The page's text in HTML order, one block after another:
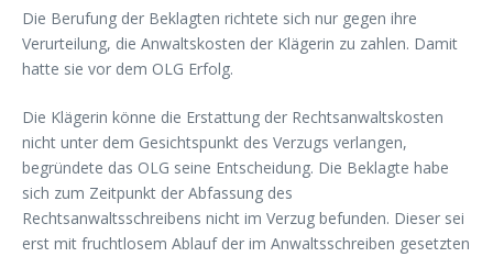
Die Berufung der Beklagten richtete sich nur gegen ihre
Verurteilung, die Anwaltskosten der Klägerin zu zahlen. Damit
hatte sie vor dem OLG Erfolg.
Die Klägerin könne die Erstattung der Rechtsanwaltskosten
nicht unter dem Gesichtspunkt des Verzugs verlangen,
begründete das OLG seine Entscheidung. Die Beklagte habe
sich zum Zeitpunkt der Abfassung des
Rechtsanwaltsschreibens nicht im Verzug befunden. Dieser sei
erst mit fruchtlosem Ablauf der im Anwaltsschreiben gesetzten